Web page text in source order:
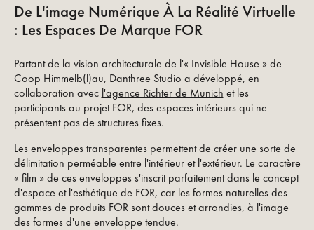
De L'image Numérique À La Réalité Virtuelle
: Les Espaces De Marque FOR
Partant de la vision architecturale de l'« Invisible House » de
Coop Himmelb(l)au, Danthree Studio a développé, en
collaboration avec l'agence Richter de Munich et les
participants au projet FOR, des espaces intérieurs qui ne
présentent pas de structures fixes.
Les enveloppes transparentes permettent de créer une sorte de
délimitation perméable entre l'intérieur et l'extérieur. Le caractère
« film » de ces enveloppes s'inscrit parfaitement dans le concept
d'espace et l'esthétique de FOR, car les formes naturelles des
gammes de produits FOR sont douces et arrondies, à l'image
des formes d'une enveloppe tendue.